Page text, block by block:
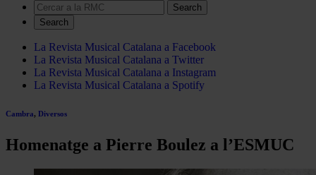
Search
La Revista Musical Catalana a Facebook
La Revista Musical Catalana a Twitter
La Revista Musical Catalana a Instagram
La Revista Musical Catalana a Spotify
Cambra, Diversos
Homenatge a Pierre Boulez a l’ESMUC